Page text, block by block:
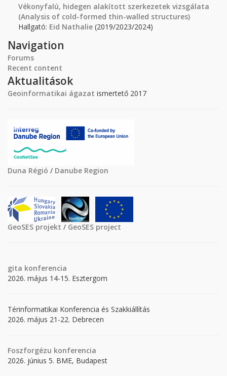
Vékonyfalú, hidegen alakított szerkezetek vizsgálata
(Analysis of cold-formed thin-walled structures)
Hallgató: Eid Nathalie (2019/2023/2024)
Navigation
Forums
Recent content
Aktualitások
Geoinformatikai ágazat ismertető 2017
Duna Régió / Danube Region
GeoSES projekt / GeoSES project
gita konferencia
2026. május 14-15. Esztergom
Térinformatikai Konferencia és Szakkiállítás
2026. május 21-22. Debrecen
Foszforgézu konferencia
2026. június 5. BME, Budapest